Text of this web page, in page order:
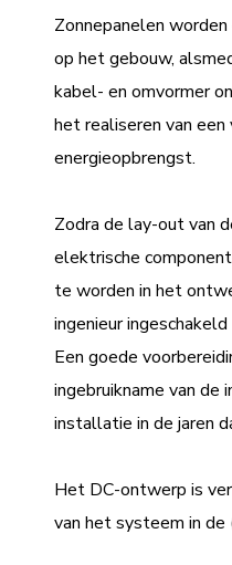
Zonnepanelen
op het gebouw,
kabel- en omvormer
het realiseren van
energieopbrengst.
Zodra de lay-out van
elektrische
te worden in het
ingenieur
Een goede
ingebruikname van
installatie in de jaren
Het DC-ontwerp is
van het systeem in